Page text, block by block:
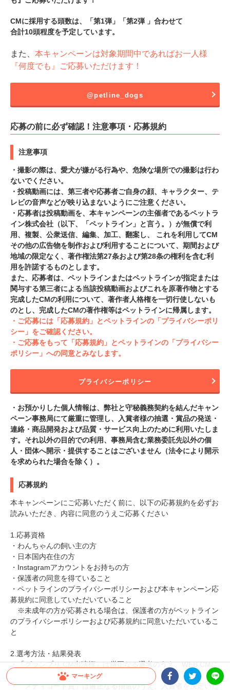
マーキング
CMに採用する頭数は、「第1弾」「第2弾 」合わせて
合計10頭程度を予定しています。
また、 本キャンペーンは対象期間中であればお一人様
『何度でも』ご応募いただけます！
@petline_dogs
応募の前に必ず確認！注意事項・応募規約
注意事項
・撮影の際は、愛犬が嫌がる行為や、危険な場所での撮影は行わ
ないでください。
・投稿動画には、第三者や応募者ご自身の顔、キャラクター、テ
レビの音声などが映り込まないようにご注意ください。
・応募者は投稿動画を、本キャンペーンの主催者であるペットラ
イン株式会社（以下、「ペットライン」と言う。）が無償で利
用、複製、公衆送信、編集、加工、翻案し、 これを利用してCM
その他の広告物を制作および利用することについて、期間および
地域の限定なく、著作権法第27条および第28条の権利を含む利
用を許諾するものとします。
また、応募者は、ペットラインまたはペットラインが指定または
関与する第三者による当該投稿動画およびこれを原著作物とする
完成したCMの利用について、著作者人格権を一切行使しないも
のとし、完成したCMの著作権等はペットラインに帰属します。
・ご応募には「応募規約」とペットラインの「プライバシーポリ
シー」をご確認ください。
・ご応募をもって「応募規約」とペットラインの「プライバシー
ポリシー」への同意とみなします。
プライバシーポリシー
・お預かりした個人情報は、弊社と守秘義務契約を結んだキャン
ペーン事務局にて厳重に管理し、入賞者様の抽選・賞品の発送・
連絡・商品開発および品質・サービス向上のために利用いたしま
す。それ以外の目的での利用、事務局含む業務委託先以外の個
人・団体へ開示・提供することはございません（法令により開示
を求められた場合を除く）。
応募規約
本キャンペーンにご応募いただく前に、以下の応募規約を必ずお
読みいただき、内容に同意のうえご応募ください
1.応募資格
・わんちゃんの飼い主の方
・日本国内在住の方
・Instagramアカウントをお持ちの方
・保護者の同意を得ていること
・ペットラインのプライバシーポリシーおよび本キャンペーン応
募規約に同意していただいていること
※未成年の方が応募される場合は、保護者の方がペットライン
のプライバシーポリシーおよび応募規約に同意いただいているこ
と
2.選考方法・結果発表
・「グランプリ CM出演権」は厳正なる選考のうえ、WEB CMに
採用する動画を決定いたします
・「メディコート賞」は厳正なる抽選のうえ、入賞者を決定いた